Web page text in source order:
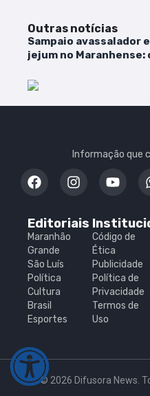
Outras notícias
Sampaio avassalador
jejum no Maranhense:
Informação que
Editoriais
Maranhão
Grande
São Luís
Política
Cultura
Brasil
Esportes
Código de
Ética
Publicidade
Política de
Privacidade
Termos de
Uso
© 2026 Difusora News.